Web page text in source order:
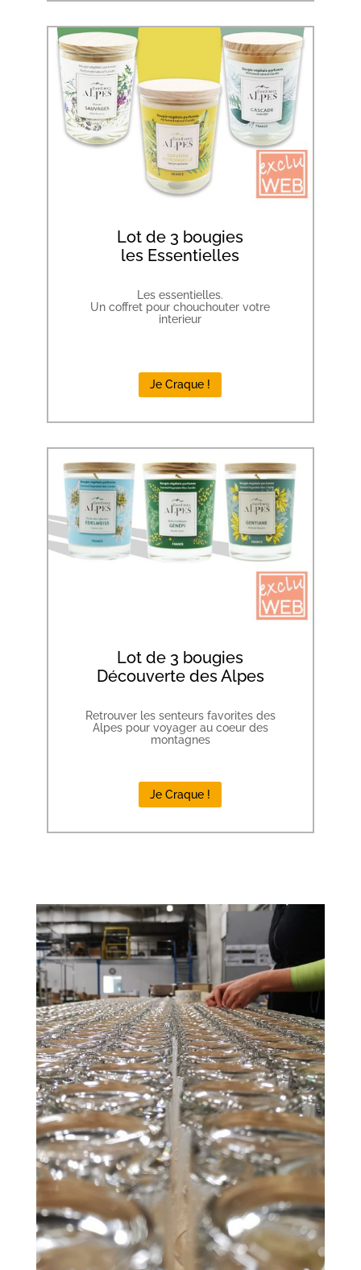
Lot de 3 bougies
les Essentielles
Les essentielles.
Un coffret pour chouchouter votre
interieur
Je Craque !
Lot de 3 bougies
Découverte des Alpes
Retrouver les senteurs favorites des
Alpes pour voyager au coeur des
montagnes
Je Craque !